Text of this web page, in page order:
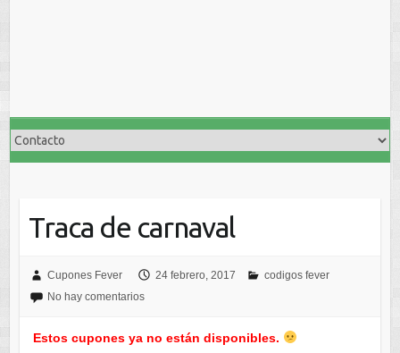
Traca de carnaval
Cupones Fever 24 febrero, 2017
codigos fever
No hay comentarios
Estos cupones ya no están disponibles.